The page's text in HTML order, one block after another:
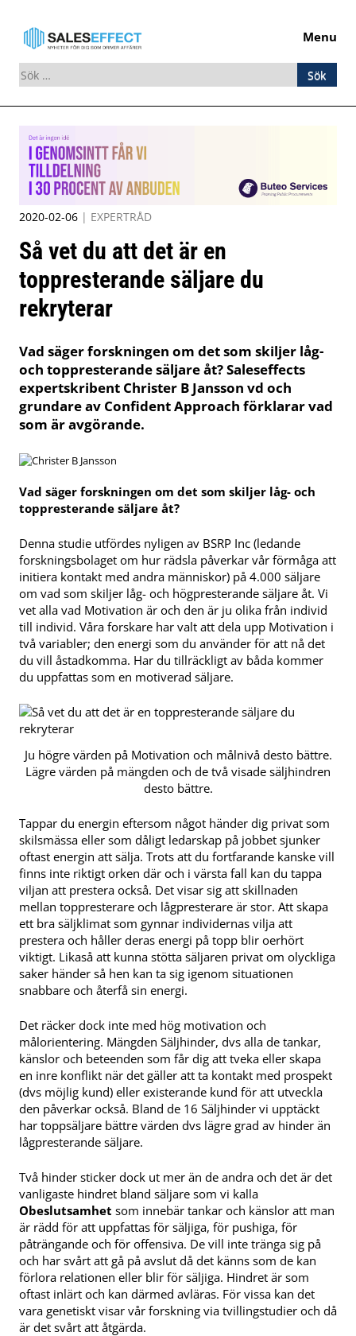
Menu
Sök
efter:
Skip
to
content
2020-02-06 | EXPERTRÅD
Så vet du att det är en
toppresterande säljare du
rekryterar
Vad säger forskningen om det som skiljer låg-
och toppresterande säljare åt? Saleseffects
expertskribent Christer B Jansson vd och
grundare av Confident Approach förklarar vad
som är avgörande.
Vad säger forskningen om det som skiljer låg- och
toppresterande säljare åt?
Denna studie utfördes nyligen av BSRP Inc (ledande
forskningsbolaget om hur rädsla påverkar vår förmåga att
initiera kontakt med andra människor) på 4.000 säljare
om vad som skiljer låg- och högpresterande säljare åt. Vi
vet alla vad Motivation är och den är ju olika från individ
till individ. Våra forskare har valt att dela upp Motivation i
två variabler; den energi som du använder för att nå det
du vill åstadkomma. Har du tillräckligt av båda kommer
du uppfattas som en motiverad säljare.
Ju högre värden på Motivation och målnivå desto bättre.
Lägre värden på mängden och de två visade säljhindren
desto bättre.
Tappar du energin eftersom något händer dig privat som
skilsmässa eller som dåligt ledarskap på jobbet sjunker
oftast energin att sälja. Trots att du fortfarande kanske vill
finns inte riktigt orken där och i värsta fall kan du tappa
viljan att prestera också. Det visar sig att skillnaden
mellan toppresterare och lågpresterare är stor. Att skapa
ett bra säljklimat som gynnar individernas vilja att
prestera och håller deras energi på topp blir oerhört
viktigt. Likaså att kunna stötta säljaren privat om olyckliga
saker händer så hen kan ta sig igenom situationen
snabbare och återfå sin energi.
Det räcker dock inte med hög motivation och
målorientering. Mängden Säljhinder, dvs alla de tankar,
känslor och beteenden som får dig att tveka eller skapa
en inre konflikt när det gäller att ta kontakt med prospekt
(dvs möjlig kund) eller existerande kund för att utveckla
den påverkar också. Bland de 16 Säljhinder vi upptäckt
har toppsäljare bättre värden dvs lägre grad av hinder än
lågpresterande säljare.
Två hinder sticker dock ut mer än de andra och det är det
vanligaste hindret bland säljare som vi kalla
Obeslutsamhet som innebär tankar och känslor att man
är rädd för att uppfattas för säljiga, för pushiga, för
påträngande och för offensiva. De vill inte tränga sig på
och har svårt att gå på avslut då det känns som de kan
förlora relationen eller blir för säljiga. Hindret är som
oftast inlärt och kan därmed avläras. För vissa kan det
vara genetiskt visar vår forskning via tvillingstudier och då
är det svårt att åtgärda.